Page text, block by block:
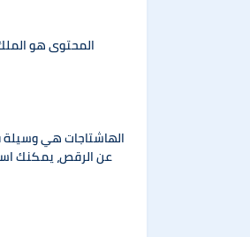
المحتوى هو
الهاشتاجات هي وسيلة
عن الرقص، يمكنك